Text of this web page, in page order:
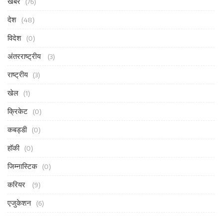
(76)
देश (48)
विदेश (0)
अंतरराष्ट्रीय (3)
राष्ट्रीय (3)
खेल (1)
क्रिकेट (0)
कबड्डी (0)
हॉकी (0)
जिम्नास्टिक (0)
करियर (9)
एजुकेशन (6)